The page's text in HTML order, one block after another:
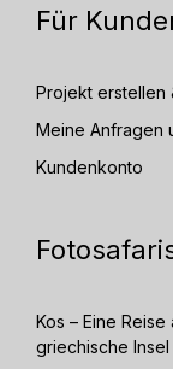
Für
Projekt erstellen
Meine Anfragen
Kundenkonto
Kos – Eine
griechische Insel